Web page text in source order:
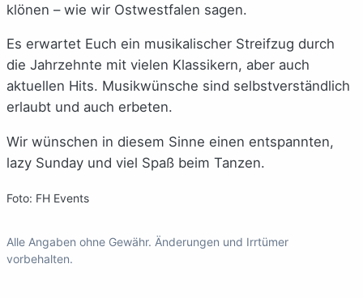
klönen – wie wir Ostwestfalen sagen.
Es erwartet Euch ein musikalischer Streifzug durch
die Jahrzehnte mit vielen Klassikern, aber auch
aktuellen Hits. Musikwünsche sind selbstverständlich
erlaubt und auch erbeten.
Wir wünschen in diesem Sinne einen entspannten,
lazy Sunday und viel Spaß beim Tanzen.
Foto: FH Events
Alle Angaben ohne Gewähr. Änderungen und Irrtümer
vorbehalten.